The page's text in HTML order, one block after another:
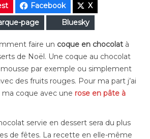
Facebook
X
page Bluesky
faire un coque en chocolat à
de Noël. Une coque au chocolat
par exemple ou simplement
des fruits rouges. Pour ma part j’ai
coque avec une rose en pâte à
servie en dessert sera du plus
de fêtes. La recette en elle-même